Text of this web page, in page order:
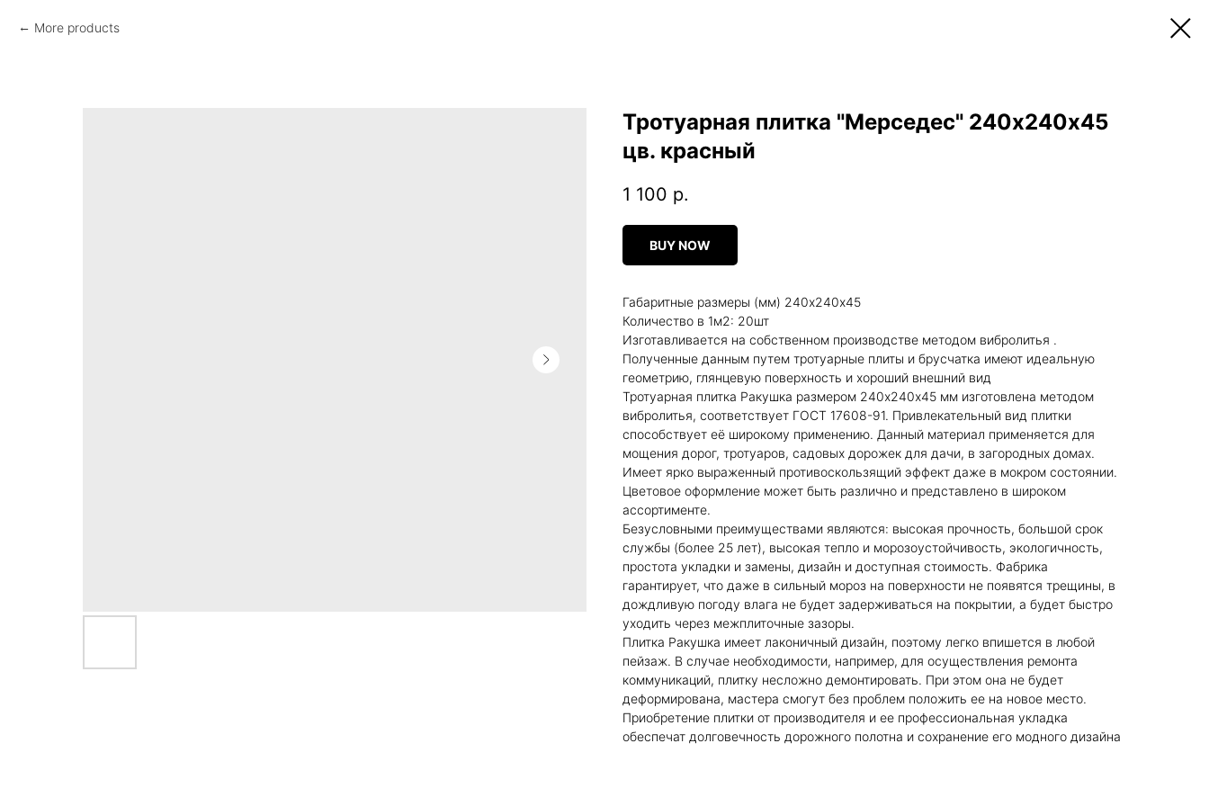
More products
Тротуарная плитка "Мерседес" 240х240х45
цв. красный
1 100 р.
BUY NOW
Габаритные размеры (мм) 240х240х45
Количество в 1м2: 20шт
Изготавливается на собственном производстве методом вибролитья .
Полученные данным путем тротуарные плиты и брусчатка имеют идеальную
геометрию, глянцевую поверхность и хороший внешний вид
Тротуарная плитка Ракушка размером 240х240х45 мм изготовлена методом
вибролитья, соответствует ГОСТ 17608-91. Привлекательный вид плитки
способствует её широкому применению. Данный материал применяется для
мощения дорог, тротуаров, садовых дорожек для дачи, в загородных домах.
Имеет ярко выраженный противоскользящий эффект даже в мокром состоянии.
Цветовое оформление может быть различно и представлено в широком
ассортименте.
Безусловными преимуществами являются: высокая прочность, большой срок
службы (более 25 лет), высокая тепло и морозоустойчивость, экологичность,
простота укладки и замены, дизайн и доступная стоимость. Фабрика
гарантирует, что даже в сильный мороз на поверхности не появятся трещины, в
дождливую погоду влага не будет задерживаться на покрытии, а будет быстро
уходить через межплиточные зазоры.
Плитка Ракушка имеет лаконичный дизайн, поэтому легко впишется в любой
пейзаж. В случае необходимости, например, для осуществления ремонта
коммуникаций, плитку несложно демонтировать. При этом она не будет
деформирована, мастера смогут без проблем положить ее на новое место.
Приобретение плитки от производителя и ее профессиональная укладка
обеспечат долговечность дорожного полотна и сохранение его модного дизайна